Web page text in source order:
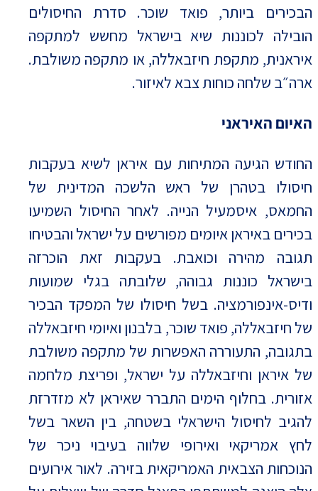
הבכירים ביותר, פואד שוכר. סדרת החיסולים
הובילה לכוננות שיא בישראל מחשש למתקפה
איראנית, מתקפת חיזבאללה, או מתקפה משולבת.
ארה״ב שלחה כוחות צבא לאיזור.
האיום האיראני
החודש הגיעה המתיחות עם איראן לשיא בעקבות
חיסולו בטהרן של ראש הלשכה המדינית של
החמאס, איסמעיל הנייה. לאחר החיסול השמיעו
בכירים באיראן איומים מפורשים על ישראל והבטיחו
תגובה מהירה וכואבת. בעקבות זאת הוכרזה
בישראל כוננות גבוהה, שלובתה בגלי שמועות
ודיס-אינפורמציה. בשל חיסולו של המפקד הבכיר
של חיזבאללה, פואד שוכר, בלבנון ואיומי חיזבאללה
בתגובה, התעוררה האפשרות של מתקפה משולבת
של איראן וחיזבאללה על ישראל, ופריצת מלחמה
אזורית. בחלוף הימים התברר שאיראן לא מזדרזת
להגיב לחיסול הישראלי בשטחה, בין השאר בשל
לחץ אמריקאי ואירופי שלווה בעיבוי ניכר של
הנוכחות הצבאית האמריקאית בזירה. לאור אירועים